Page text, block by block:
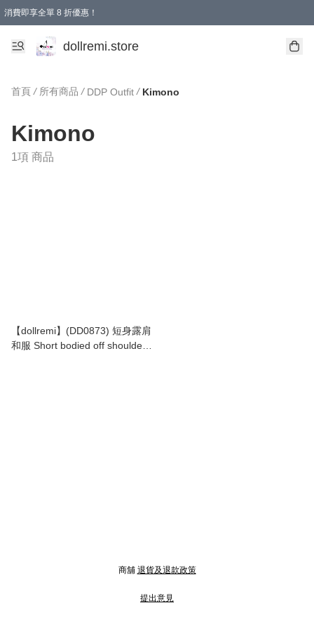
消費即享全單 8 折優惠！
購物滿 HKD 1500.00即享免運費優惠！（適用於 本地送貨、本地取貨、國際送貨 )
dollremi.store
首頁 / 所有商品 / DDP Outfit / Kimono
Kimono
1項 商品
【dollremi】(DD0873) 短身露肩
和服 Short bodied off shoulder
商舖 退貨及退款政策
提出意見